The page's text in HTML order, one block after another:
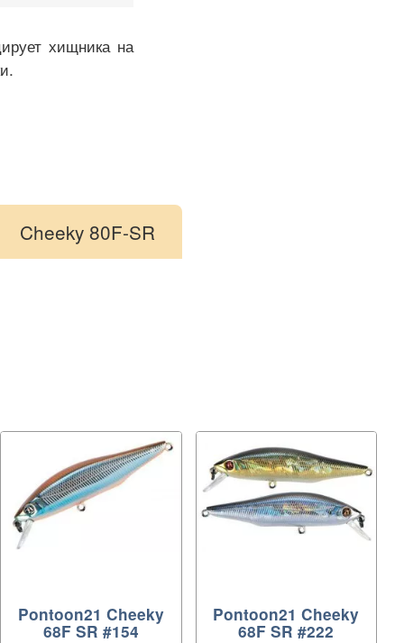
хищника на
Cheeky 80F-SR
Pontoon21 Cheeky
68F SR #154
Pontoon21 Cheeky
68F SR #222